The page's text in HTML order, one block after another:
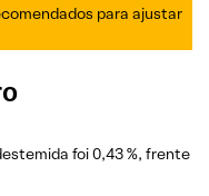
para ajustar
foi 0,43 %, frente